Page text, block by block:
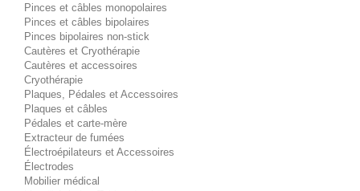
Pinces et câbles monopolaires
Pinces et câbles bipolaires
Pinces bipolaires non-stick
Cautères et Cryothérapie
Cautères et accessoires
Cryothérapie
Plaques, Pédales et Accessoires
Plaques et câbles
Pédales et carte-mère
Extracteur de fumées
Électroépilateurs et Accessoires
Électrodes
Mobilier médical